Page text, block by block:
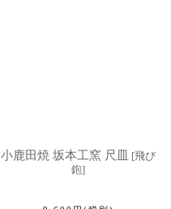
小鹿田焼 坂本工窯 尺皿 [飛び
鉋]